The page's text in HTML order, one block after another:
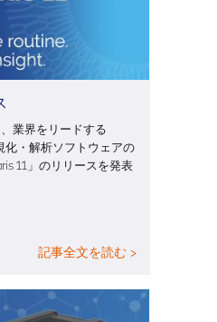
業界をリードする
・解析ソフトウェアの
11」のリリースを発表
記事全文を読む >